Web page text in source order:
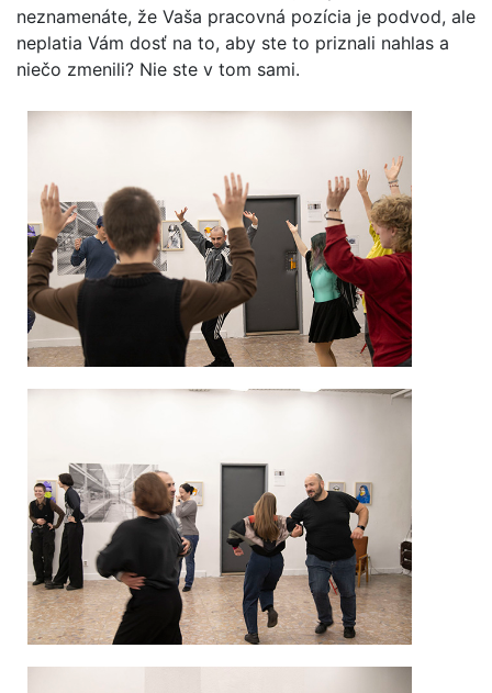
neznamenáte, že Vaša pracovná pozícia je podvod, ale
neplatia Vám dosť na to, aby ste to priznali nahlas a
niečo zmenili? Nie ste v tom sami.